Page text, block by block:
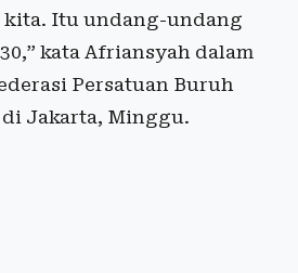
kita. Itu undang-undang
kata Afriansyah dalam
Persatuan Buruh
Jakarta, Minggu.